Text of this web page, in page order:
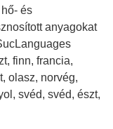
és
anyagokat
finn, francia,
olasz, norvég,
svéd, svéd, észt,